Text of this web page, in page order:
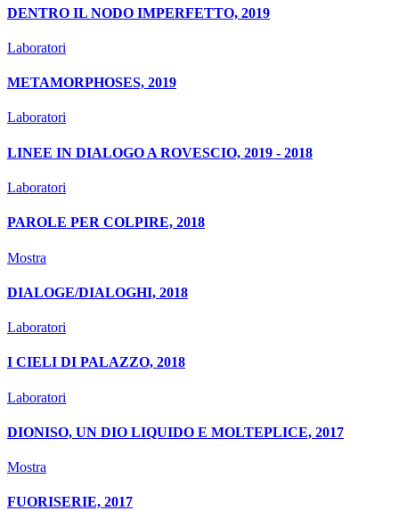
DENTRO IL NODO IMPERFETTO, 2019
Laboratori
METAMORPHOSES, 2019
Laboratori
LINEE IN DIALOGO A ROVESCIO, 2019 - 2018
Laboratori
PAROLE PER COLPIRE, 2018
Mostra
DIALOGE/DIALOGHI, 2018
Laboratori
I CIELI DI PALAZZO, 2018
Laboratori
DIONISO, UN DIO LIQUIDO E MOLTEPLICE, 2017
Mostra
FUORISERIE, 2017